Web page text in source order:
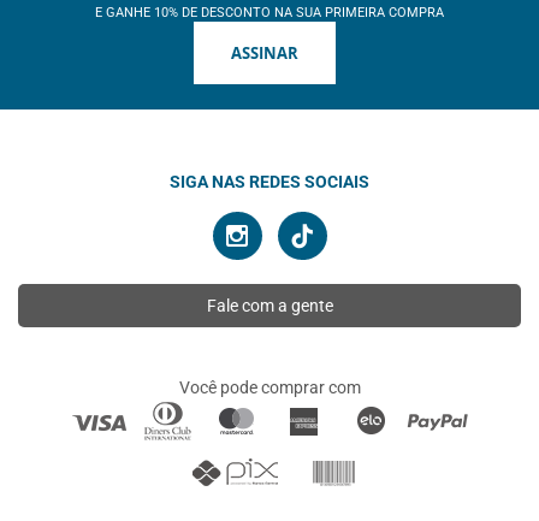
E GANHE 10% DE DESCONTO NA SUA PRIMEIRA COMPRA
ASSINAR
SIGA NAS REDES SOCIAIS
Fale com a gente
Você pode comprar com